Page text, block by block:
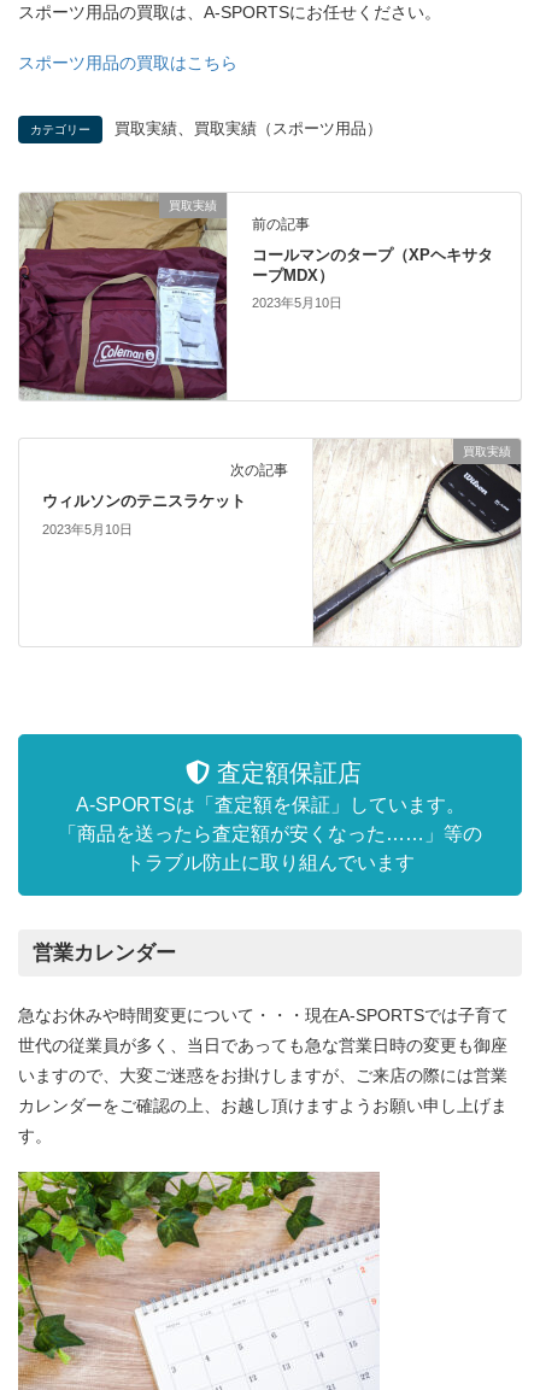
スポーツ用品の買取は、A-SPORTSにお任せください。
スポーツ用品の買取はこちら
カテゴリー 買取実績 買取実績（スポーツ用品）
買取実績
前の記事
コールマンのタープ（XPヘキサタ
ープMDX）
2023年5月10日
買取実績
次の記事
ウィルソンのテニスラケット
2023年5月10日
査定額保証店
A-SPORTSは「査定額を保証」しています。
「商品を送ったら査定額が安くなった……」等の
トラブル防止に取り組んでいます
営業カレンダー
急なお休みや時間変更について・・・現在A-SPORTSでは子育て
世代の従業員が多く、当日であっても急な営業日時の変更も御座
いますので、大変ご迷惑をお掛けしますが、ご来店の際には営業
カレンダーをご確認の上、お越し頂けますようお願い申し上げま
す。